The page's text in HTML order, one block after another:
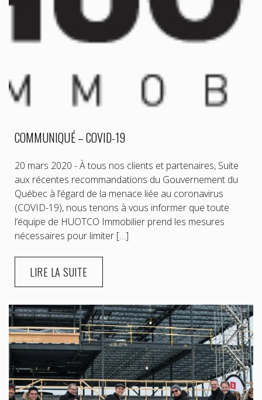
COMMUNIQUÉ – COVID-19
20 mars 2020 - À tous nos clients et partenaires, Suite
aux récentes recommandations du Gouvernement du
Québec à l’égard de la menace liée au coronavirus
(COVID-19), nous tenons à vous informer que toute
l’équipe de HUOTCO Immobilier prend les mesures
nécessaires pour limiter […]
LIRE LA SUITE